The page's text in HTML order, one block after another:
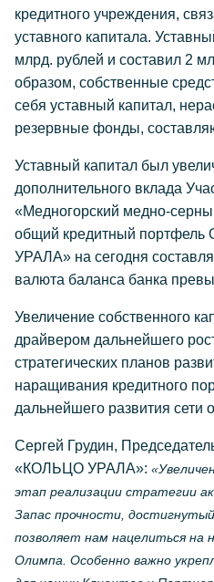
кредитного учреждения,
уставного капитала.
млрд. рублей и составил 2
образом, собственные
себя уставный капитал,
резервные фонды,
Уставный капитал был
дополнительного вклада
«Медногорский медно-
общий кредитный
УРАЛА» на сегодня
валюта баланса банка
Увеличение собственного
драйвером дальнейшего
стратегических планов
наращивания кредитного
дальнейшего развития сети
Сергей Грудин,
«КОЛЬЦО УРАЛА»:
этап реализации стратегии
Запас прочности,
позволяет нам нацелиться на
Олимпа. Особенно важно